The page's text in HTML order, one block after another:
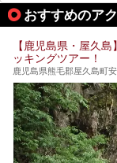
乗り込
地訪問
の相違
おすすめのア
【鹿児島県・屋久
ッキングツアー！
鹿児島県熊毛郡屋久島町